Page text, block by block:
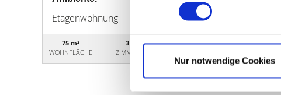
Nur notwendige Cookies
Etagenwohnung
75 m²
WOHNFLÄCHE
3
ZIMMER
15ETW012026